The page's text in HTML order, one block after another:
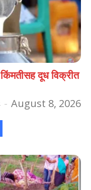
किंमतीसह दूध विक्रीत
- August 8, 2026